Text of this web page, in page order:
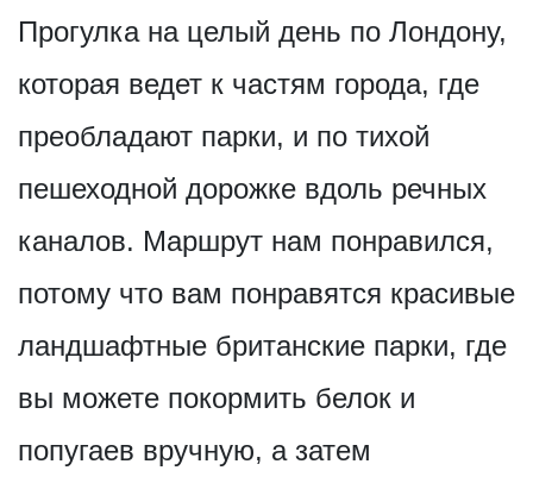
Прогулка на целый день по Лондону,
которая ведет к частям города, где
преобладают парки, и по тихой
пешеходной дорожке вдоль речных
каналов. Маршрут нам понравился,
потому что вам понравятся красивые
ландшафтные британские парки, где
вы можете покормить белок и
попугаев вручную, а затем